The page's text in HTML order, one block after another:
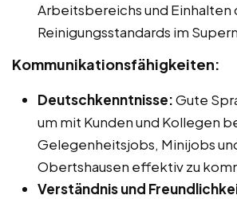
Arbeitsbereichs und Einhalten
Reinigungsstandards im
Kommunikationsfähigkeiten:
Deutschkenntnisse:Gute
um mit Kunden und Kollegen
Gelegenheitsjobs, Minijobs
Obertshausen effektiv zu
Verständnis und